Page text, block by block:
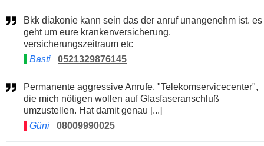
Bkk diakonie kann sein das der anruf unangenehm ist. es
geht um eure krankenversicherung.
versicherungszeitraum etc
Basti
0521329876145
Permanente aggressive Anrufe, "Telekomservicecenter",
die mich nötigen wollen auf Glasfaseranschluß
umzustellen. Hat damit genau [...]
Güni
08009990025